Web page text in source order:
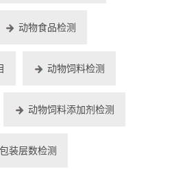
动物食品检测
动物饲料检测
动物饲料添加剂检测
包装层数检测